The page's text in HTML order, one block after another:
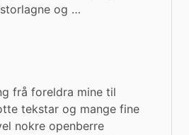
og …
frå foreldra mine til
tekstar og mange fine
nokre openberre